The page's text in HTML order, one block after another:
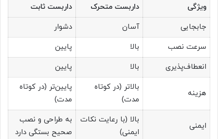
ویژگی داربست متحرک
داربست ثابت
جابجایی
آسان
دشوار
سرعت نصب
بالا
پایین
انعطاف‌پذیری
بالا پایین
هزینه
بالاتر (در کوتاه
مدت)
پایین‌تر (در کوتاه
مدت)
ایمنی
بالا (با رعایت نکات
ایمنی)
به طراحی و نصب
صحیح بستگی دارد